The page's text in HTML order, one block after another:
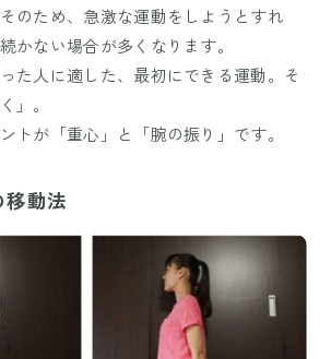
のため、急激な運動をしようとすれ
かない場合が多くなります。
た人に適した、最初にできる運動。そ
」。
トが「重心」と「腕の振り」です。
動法